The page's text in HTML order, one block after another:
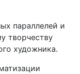
параллелей и
творчеству
художника.